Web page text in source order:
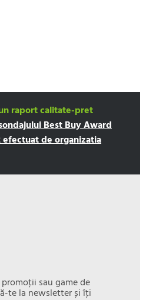
raport calitate-pret
Best Buy Award
efectuat de organizatia
sau game de
te la newsletter și îţi